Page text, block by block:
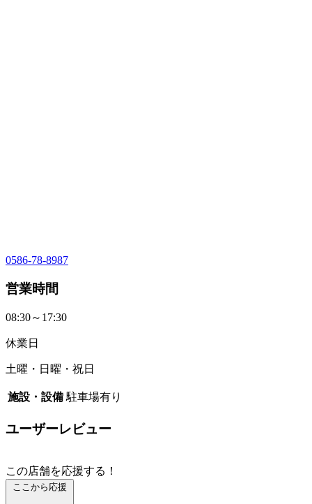
0586-78-8987
営業時間
08:30～17:30
休業日
土曜・日曜・祝日
施設・設備 駐車場有り
ユーザーレビュー
この店舗を応援する！
ここから応援